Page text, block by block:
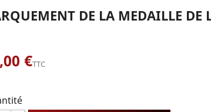
DE LA MEDAILLE DE
€TTC